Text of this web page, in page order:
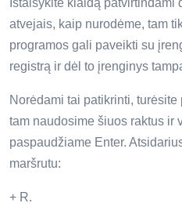
atvejais, kaip nurodėme, tam
programos gali paveikti su
registrą ir dėl to įrenginys
Norėdami tai patikrinti,
tam naudosime šiuos raktus ir
paspaudžiame Enter.
maršrutu:
+ R.